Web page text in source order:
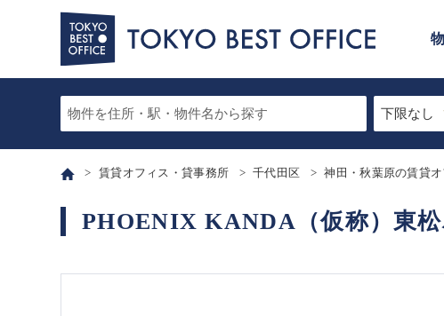
賃貸オフィス・貸事務所 千代田区 神田・秋葉原の賃貸
PHOENIX KANDA（仮称）東